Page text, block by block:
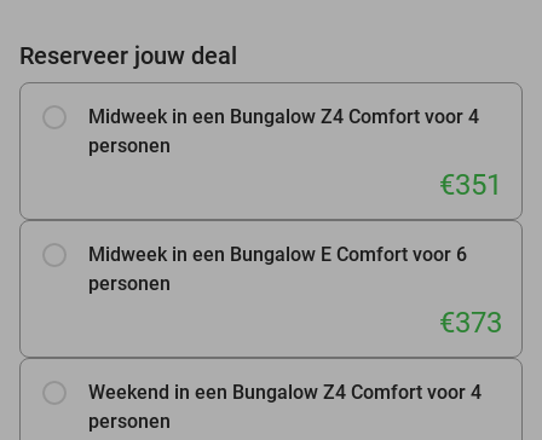
Reserveer jouw deal
Midweek in een Bungalow Z4 Comfort voor 4
personen
€351
Midweek in een Bungalow E Comfort voor 6
personen
€373
Weekend in een Bungalow Z4 Comfort voor 4
personen